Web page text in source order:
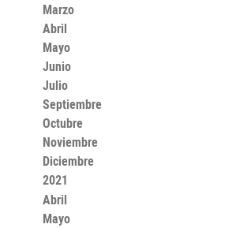
Marzo
Abril
Mayo
Junio
Julio
Septiembre
Octubre
Noviembre
Diciembre
2021
Abril
Mayo